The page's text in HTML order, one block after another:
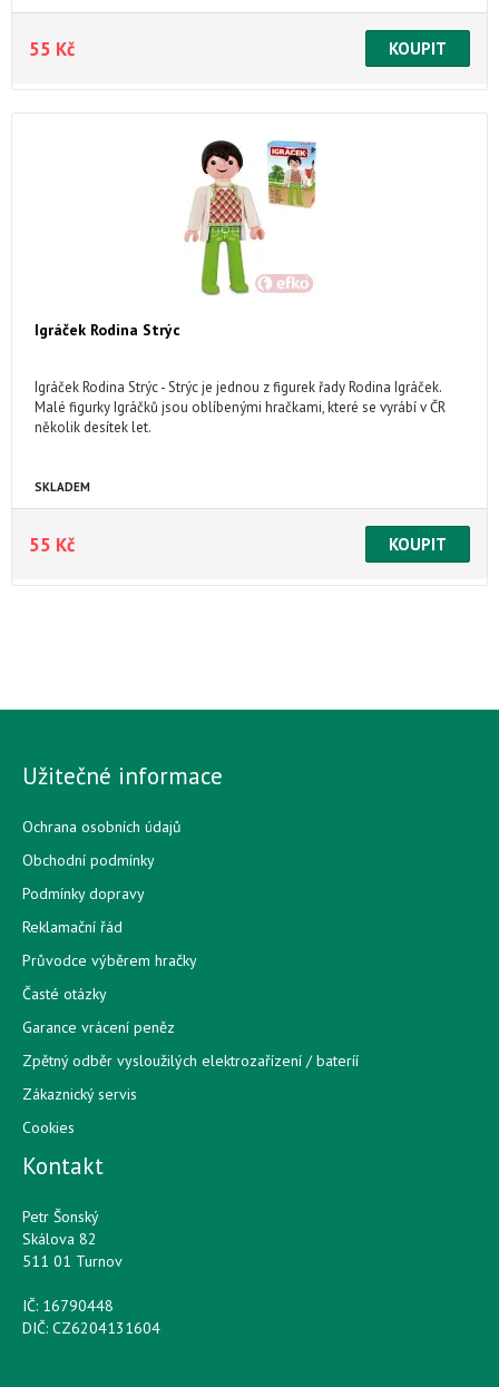
55 Kč
Igráček Rodina Strýc
Igráček Rodina Strýc - Strýc je jednou z figurek řady Rodina Igráček.
Malé figurky Igráčků jsou oblíbenými hračkami, které se vyrábí v ČR
několik desítek let.
SKLADEM
55 Kč
Užitečné informace
Ochrana osobních údajů
Obchodní podmínky
Podmínky dopravy
Reklamační řád
Průvodce výběrem hračky
Časté otázky
Garance vrácení peněz
Zpětný odběr vysloužilých elektrozařízení / bateríí
Zákaznický servis
Cookies
Kontakt
Petr Šonský
Skálova 82
511 01 Turnov
IČ: 16790448
DIČ: CZ6204131604